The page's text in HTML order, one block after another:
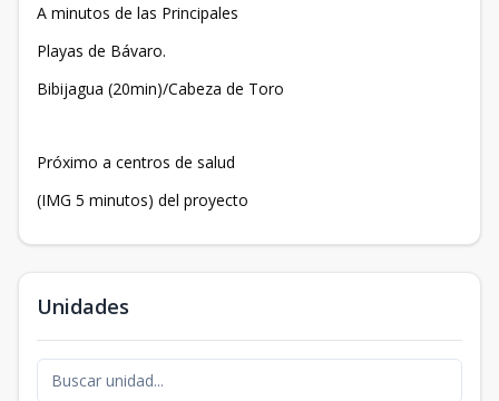
A minutos de las Principales
Playas de Bávaro.
Bibijagua (20min)/Cabeza de Toro
Próximo a centros de salud
(IMG 5 minutos) del proyecto
Unidades